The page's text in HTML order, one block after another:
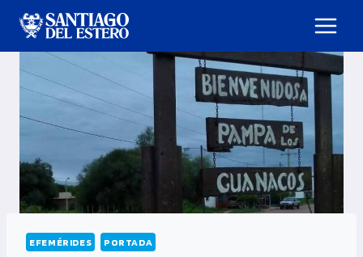
EFEMÉRIDES PORTADA